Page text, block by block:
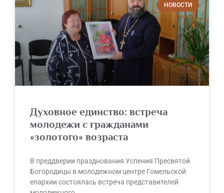
НОВОСТИ
Духовное единство: встреча
молодежи с гражданами
«золотого» возраста
В преддверии празднования Успения Пресвятой
Богородицы в молодежном центре Гомельской
епархии состоялась встреча представителей